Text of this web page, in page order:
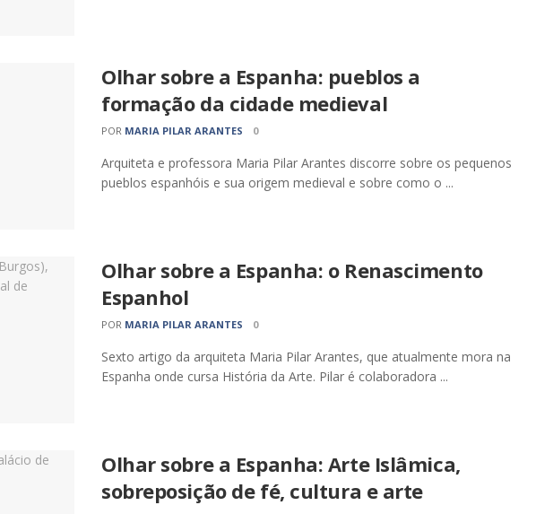
Olhar sobre a Espanha: pueblos a
formação da cidade medieval
POR MARIA PILAR ARANTES 0
Arquiteta e professora Maria Pilar Arantes discorre sobre os pequenos
pueblos espanhóis e sua origem medieval e sobre como o ...
Olhar sobre a Espanha: o Renascimento
Espanhol
POR MARIA PILAR ARANTES 0
Sexto artigo da arquiteta Maria Pilar Arantes, que atualmente mora na
Espanha onde cursa História da Arte. Pilar é colaboradora ...
Olhar sobre a Espanha: Arte Islâmica,
sobreposição de fé, cultura e arte